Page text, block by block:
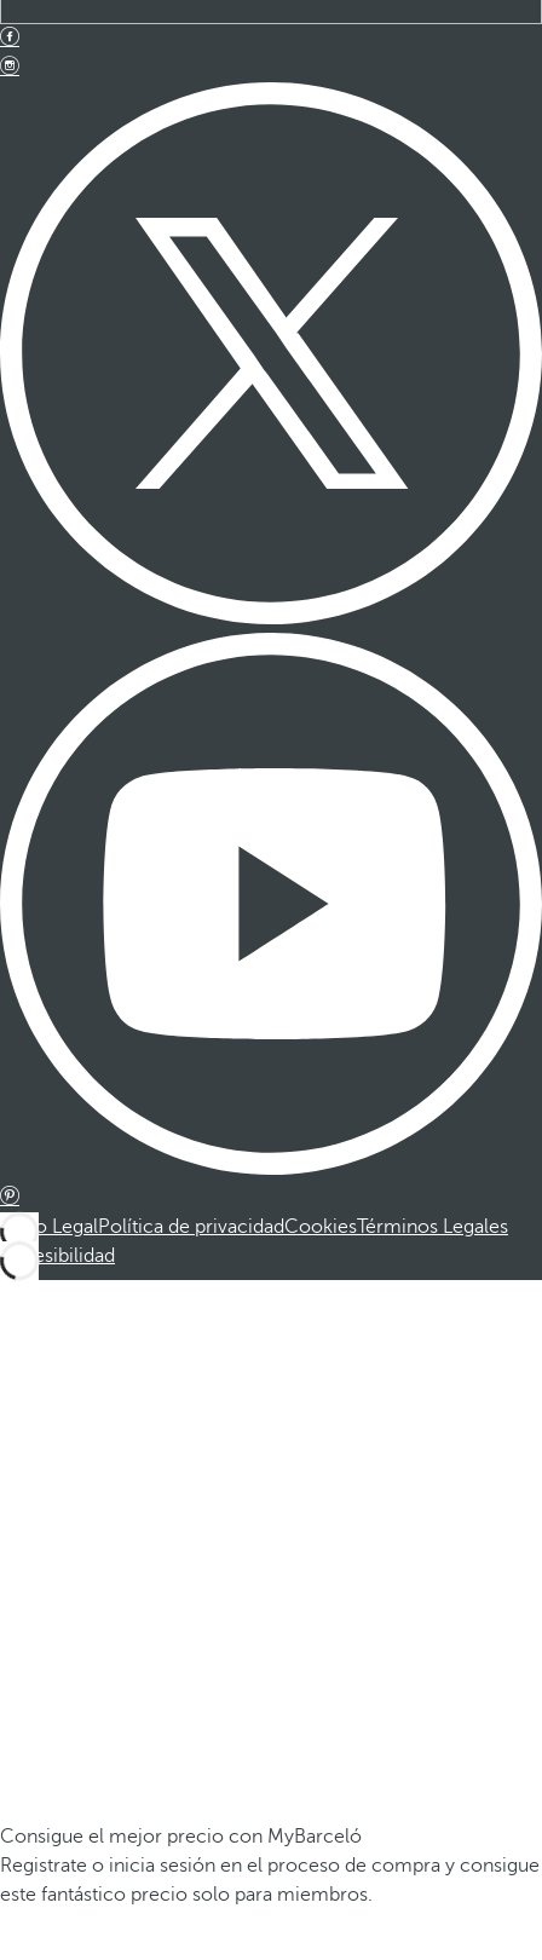
Aviso LegalPolítica de privacidadCookiesTérminos Legales
Accesibilidad
Consigue el mejor precio con MyBarceló
Registrate o inicia sesión en el proceso de compra y consigue
este fantástico precio solo para miembros.